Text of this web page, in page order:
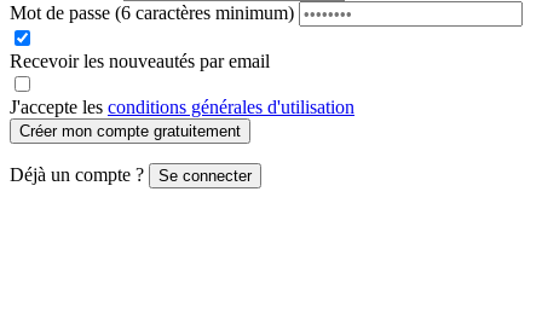
Mot de passe (6 caractères minimum)
Recevoir les nouveautés par email
J'accepte les conditions générales d'utilisation
Créer mon compte gratuitement
Déjà un compte ? Se connecter